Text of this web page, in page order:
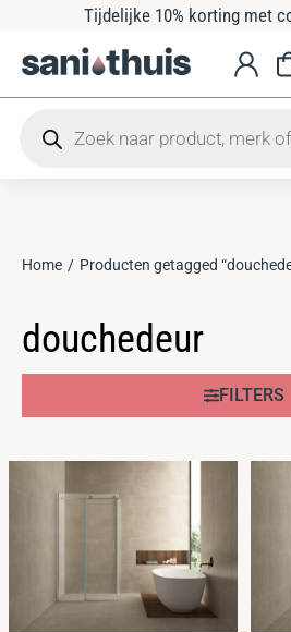
Tijdelijke 10% korting met
Je bent hier:
Home Producten getagged
douchedeur
FILTERS